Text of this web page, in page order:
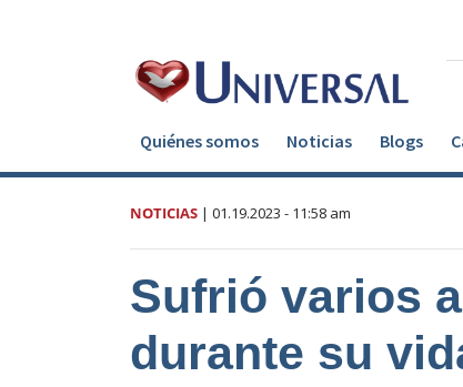
Quiénes somos Noticias Blogs
NOTICIAS | 01.19.2023 - 11:58 am
Sufrió varios
durante su